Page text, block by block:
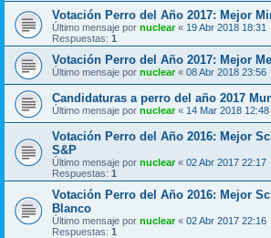
Votación Perro del Año 2017: Mejor
Último mensaje por nuclear« 19 Abr 2018 18:31
Respuestas: 1
Votación Perro del Año 2017: Mejor
Último mensaje por nuclear« 08 Abr 2018 23:56
Candidaturas a perro del año 2017
Último mensaje por nuclear« 14 Mar 2018 12:48
Votación Perro del Año 2016: Mejor
S&P
Último mensaje por nuclear« 02 Abr 2017 22:17
Respuestas: 1
Votación Perro del Año 2016: Mejor
Blanco
Último mensaje por nuclear« 02 Abr 2017 22:16
Respuestas: 1